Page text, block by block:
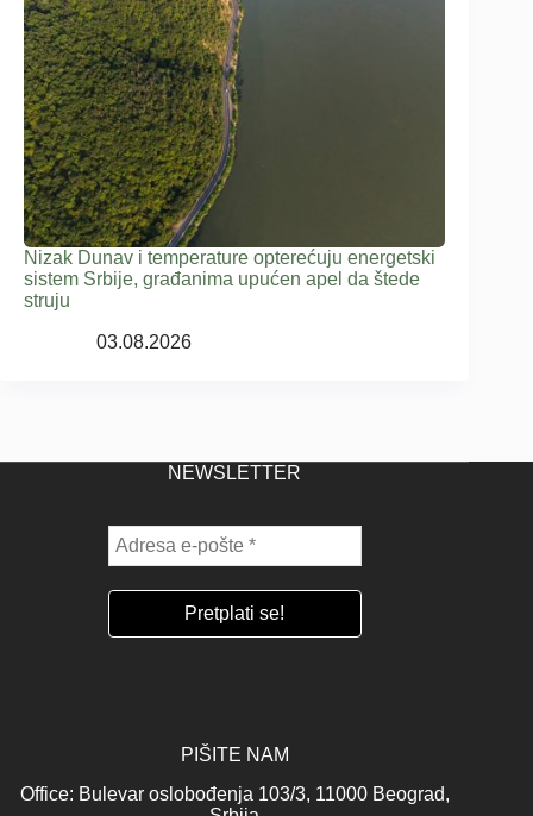
Nizak Dunav i temperature opterećuju energetski
sistem Srbije, građanima upućen apel da štede
struju
03.08.2026
NEWSLETTER
PIŠITE NAM
Office: Bulevar oslobođenja 103/3, 11000 Beograd,